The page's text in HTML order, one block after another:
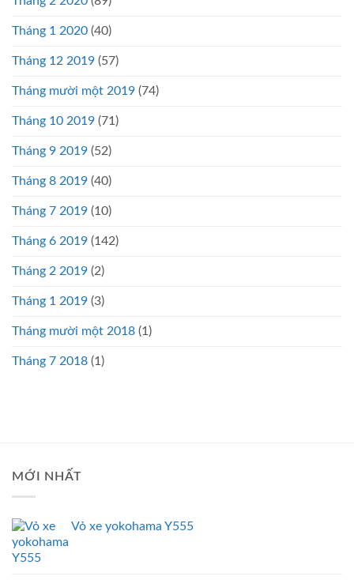
Tháng 1 2020 (40)
Tháng 12 2019 (57)
Tháng mười một 2019 (74)
Tháng 10 2019 (71)
Tháng 9 2019 (52)
Tháng 8 2019 (40)
Tháng 7 2019 (10)
Tháng 6 2019 (142)
Tháng 2 2019 (2)
Tháng 1 2019 (3)
Tháng mười một 2018 (1)
Tháng 7 2018 (1)
MỚI NHẤT
Vỏ xe yokohama Y555